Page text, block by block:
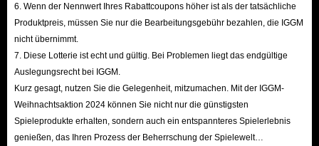
diese Elemente beeinflussen direkt Ihre Kampfkraft, Ihre
wirtschaftliche Stärke und Ihren gesamten Fortschritt.
Einige High-Level-Items sind normalerweise nur durch
extremen Zeitaufwand beim Crafting,
Ressourcensammeln oder durch Spielerhandel erhältlich.
Sie sind unerlässlich für die Optimierung Ihrer Attribute
6. Wenn der Nennwert Ihres Rabattcoupons höher ist als der tatsächliche
Produktpreis, müssen Sie nur die Bearbeitungsgebühr bezahlen, die IGGM
nicht übernimmt.
7. Diese Lotterie ist echt und gültig. Bei Problemen liegt das endgültige
Auslegungsrecht bei IGGM.
Kurz gesagt, nutzen Sie die Gelegenheit, mitzumachen. Mit der IGGM-
Weihnachtsaktion 2024 können Sie nicht nur die günstigsten
Spieleprodukte erhalten, sondern auch ein entspannteres Spielerlebnis
genießen, das Ihren Prozess der Beherrschung der Spielewelt